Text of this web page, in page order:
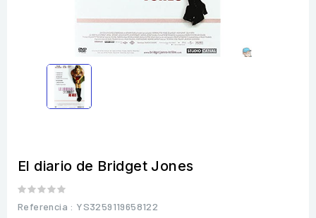
El diario de Bridget Jones
Referencia : YS3259119658122